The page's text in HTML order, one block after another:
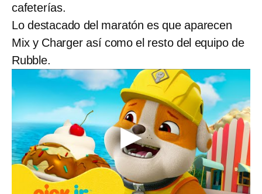
cafeterías.
Lo destacado del maratón es que aparecen
Mix y Charger así como el resto del equipo de
Rubble.